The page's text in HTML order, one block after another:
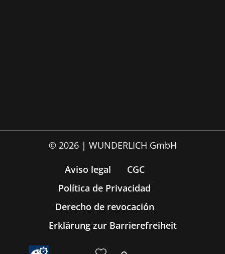
© 2026 | WUNDERLICH GmbH
Aviso legal
CGC
Política de Privacidad
Derecho de revocación
Erklärung zur Barrierefreiheit